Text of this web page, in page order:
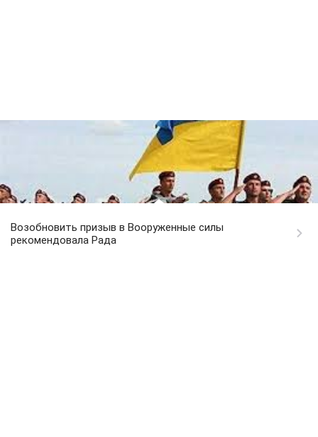
Возобновить призыв в Вооруженные силы
рекомендовала Рада